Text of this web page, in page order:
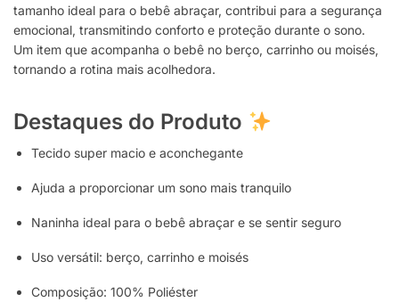
tamanho ideal para o bebê abraçar, contribui para a segurança
emocional, transmitindo conforto e proteção durante o sono.
Um item que acompanha o bebê no berço, carrinho ou moisés,
tornando a rotina mais acolhedora.
Destaques do Produto
Tecido super macio e aconchegante
Ajuda a proporcionar um sono mais tranquilo
Naninha ideal para o bebê abraçar e se sentir seguro
Uso versátil: berço, carrinho e moisés
Composição: 100% Poliéster